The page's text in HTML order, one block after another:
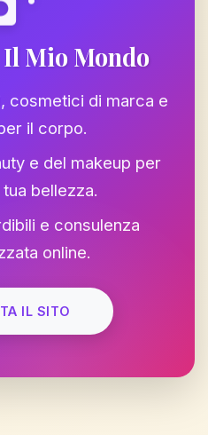
Mio Mondo
cosmetici di marca e
il corpo.
e del makeup per
bellezza.
e consulenza
online.
IL SITO